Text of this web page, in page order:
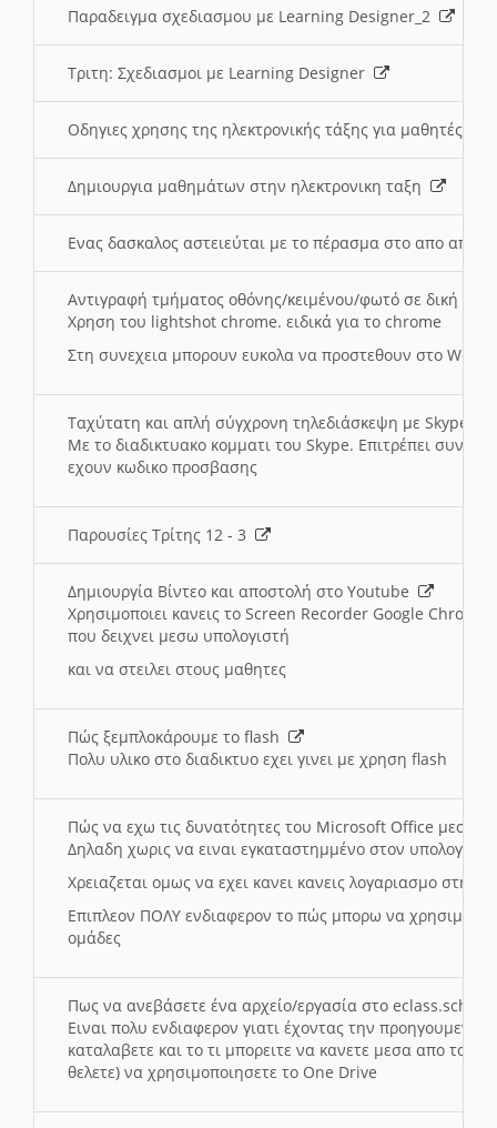
Παραδειγμα σχεδιασμου με Learning Designer_2
Τριτη: Σχεδιασμοι με Learning Designer
Οδηγιες χρησης της ηλεκτρονικής τάξης για μαθητές
Δημιουργια μαθημάτων στην ηλεκτρονικη ταξη
Ενας δασκαλος αστειεύται με το πέρασμα στο απο
Αντιγραφή τμήματος οθόνης/κειμένου/φωτό σε δική
Χρηση του lightshot chrome. ειδικά για το chrome
Στη συνεχεια μπορουν ευκολα να προστεθουν στο Word
Ταχύτατη και απλή σύγχρονη τηλεδιάσκεψη με Skype
Με το διαδικτυακο κομματι του Skype. Επιτρέπει
εχουν κωδικο προσβασης
Παρουσίες Τρίτης 12 - 3
Δημιουργία Βίντεο και αποστολή στο Youtube
Χρησιμοποιει κανεις το Screen Recorder Google Chrome
που δειχνει μεσω υπολογιστή
και να στειλει στους μαθητες
Πώς ξεμπλοκάρουμε το flash
Πολυ υλικο στο διαδικτυο εχει γινει με χρηση flash
Πώς να εχω τις δυνατότητες του Microsoft Office μεσω
Δηλαδη χωρις να ειναι εγκαταστημμένο στον
Χρειαζεται ομως να εχει κανει κανεις λογαριασμο στη
Επιπλεον ΠΟΛΥ ενδιαφερον το πώς μπορω να
ομάδες
Πως να ανεβάσετε ένα αρχείο/εργασία στο eclass.sch.gr
Ειναι πολυ ενδιαφερον γιατι έχοντας την
καταλαβετε και το τι μπορειτε να κανετε μεσα απο το
θελετε) να χρησιμοποιησετε το One Drive